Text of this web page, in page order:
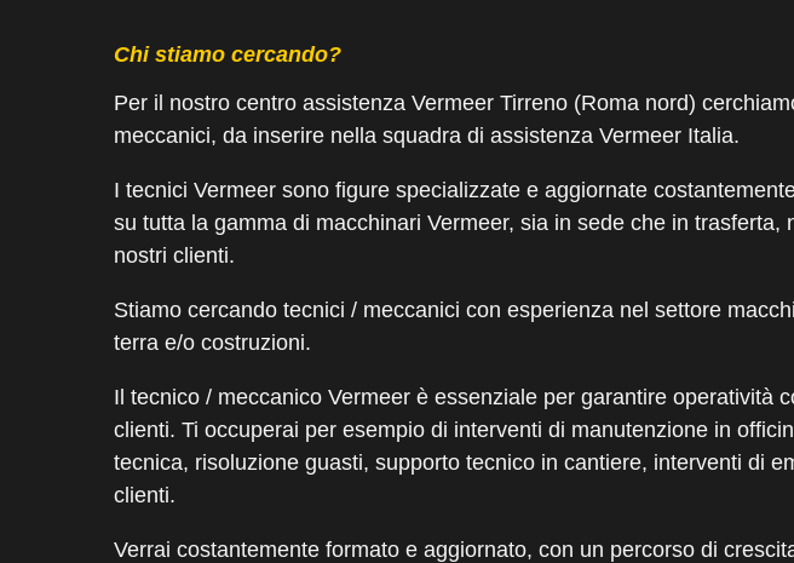
Chi stiamo cercando?
Per il nostro centro assistenza Vermeer Tirreno (Roma nord)
meccanici, da inserire nella squadra di assistenza Vermeer Italia.
I tecnici Vermeer sono figure specializzate e aggiornate
su tutta la gamma di macchinari Vermeer, sia in sede che in trasferta,
nostri clienti.
Stiamo cercando tecnici / meccanici con esperienza nel settore
terra e/o costruzioni.
Il tecnico / meccanico Vermeer è essenziale per garantire operatività
clienti. Ti occuperai per esempio di interventi di manutenzione in
tecnica, risoluzione guasti, supporto tecnico in cantiere, interventi di
clienti.
Verrai costantemente formato e aggiornato, con un percorso di